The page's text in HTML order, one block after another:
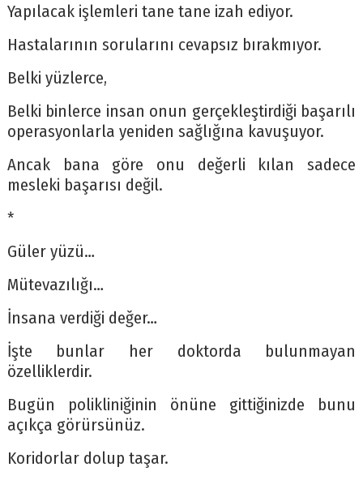
Yapılacak işlemleri tane tane izah ediyor.
Hastalarının sorularını cevapsız bırakmıyor.
Belki yüzlerce,
Belki binlerce insan onun gerçekleştirdiği başarılı
operasyonlarla yeniden sağlığına kavuşuyor.
Ancak bana göre onu değerli kılan sadece
mesleki başarısı değil.
*
Güler yüzü…
Mütevazılığı…
İnsana verdiği değer…
İşte bunlar her doktorda bulunmayan
özelliklerdir.
Bugün polikliniğinin önüne gittiğinizde bunu
açıkça görürsünüz.
Koridorlar dolup taşar.